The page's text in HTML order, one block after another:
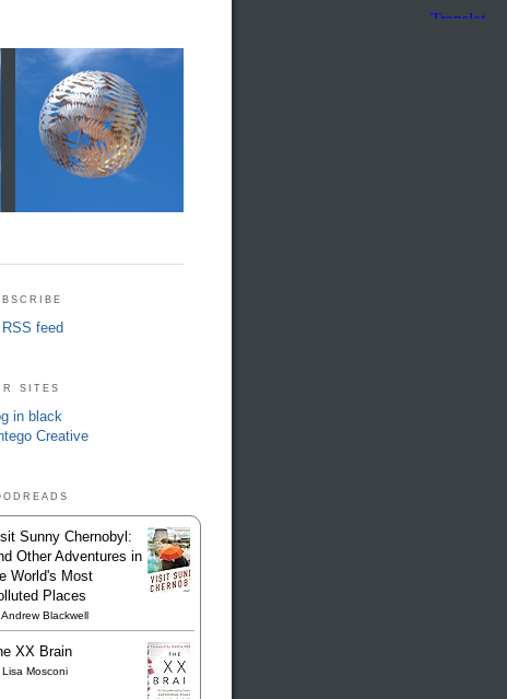
RSS feed
sites
in black
Creative
Sunny Chernobyl:
Other Adventures in
World's Most
Places
Andrew Blackwell
XX Brain
Lisa Mosconi